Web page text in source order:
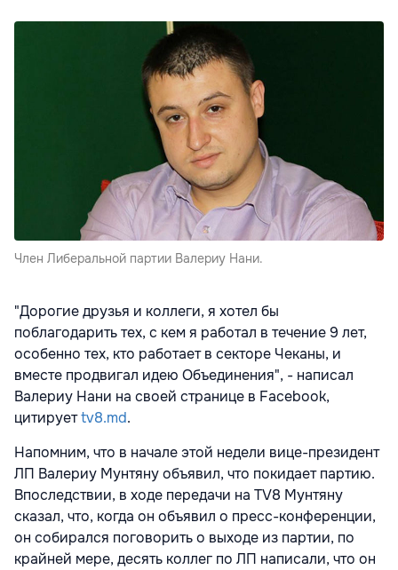
Член Либеральной партии Валериу Нани.
"Дорогие друзья и коллеги, я хотел бы
поблагодарить тех, с кем я работал в течение 9 лет,
особенно тех, кто работает в секторе Чеканы, и
вместе продвигал идею Объединения", - написал
Валериу Нани на своей странице в Facebook,
цитируетtv8.md.
Напомним, что в начале этой недели вице-президент
ЛП Валериу Мунтяну объявил, что покидает партию.
Впоследствии, в ходе передачи на TV8 Мунтяну
сказал, что, когда он объявил о пресс-конференции,
он собирался поговорить о выходе из партии, по
крайней мере, десять коллег по ЛП написали, что он